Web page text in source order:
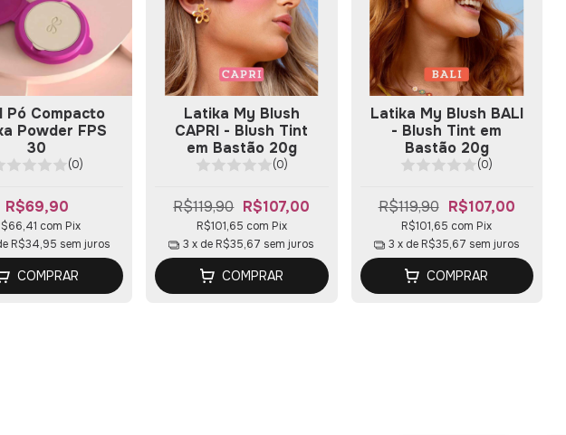
Pó Compacto
Powder FPS
30
(0)
R$69,90
com Pix
R$34,95 sem juros
COMPRAR
Latika My Blush
CAPRI - Blush Tint
em Bastão 20g
(0)
R$119,90 R$107,00
R$101,65 com Pix
3 x de R$35,67 sem juros
COMPRAR
Latika My Blush BALI
- Blush Tint em
Bastão 20g
(0)
R$119,90 R$107,00
R$101,65 com Pix
3 x de R$35,67 sem juros
COMPRAR